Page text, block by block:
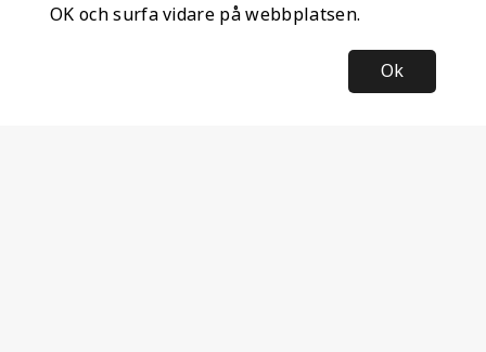
OK och surfa vidare på webbplatsen.
Ok